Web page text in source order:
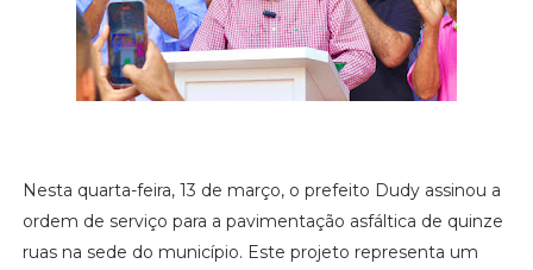
Nesta quarta-feira, 13 de março, o prefeito Dudy assinou a
ordem de serviço para a pavimentação asfáltica de quinze
ruas na sede do município. Este projeto representa um